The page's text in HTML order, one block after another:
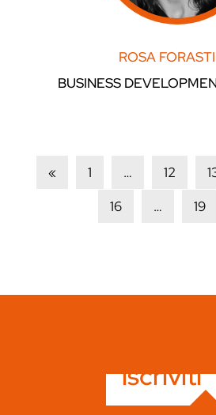
ROSA
BUSINESS
« 1 … 12
16
… 19
iscriviti